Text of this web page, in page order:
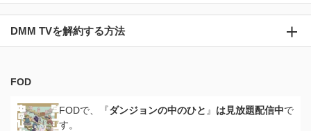
DMM TVを解約する方法
FOD
FODで、『ダンジョンの中のひと 』 は見放題配信中で
す。